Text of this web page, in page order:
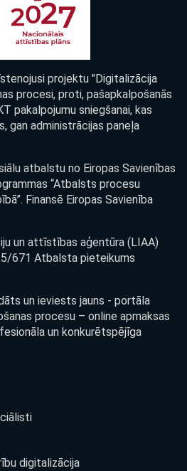
projektu "Digitalizācija
procesi, proti, pašapkalpošanās
pakalpojumu sniegšanai, kas
gan administrācijas paneļa
atbalstu no Eiropas Savienības
“Atbalsts procesu
Finansē Eiropas Savienība
un attīstības aģentūra (LIAA)
671 Atbalsta pieteikums
un ieviests jauns - portāla
procesu – online apmaksas
un konkurētspējīga
digitalizācija